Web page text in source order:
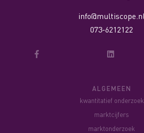
info@multiscope.nl
073-6212122
ALGEMEEN
kwantitatief onderzoek
marktcijfers
marktonderzoek